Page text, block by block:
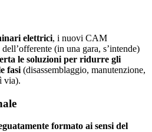
elettrici, i nuovi CAM
(in una gara, s’intende)
le soluzioni per ridurre gli
fasi (disassemblaggio, manutenzione,
via).
formato ai sensi del